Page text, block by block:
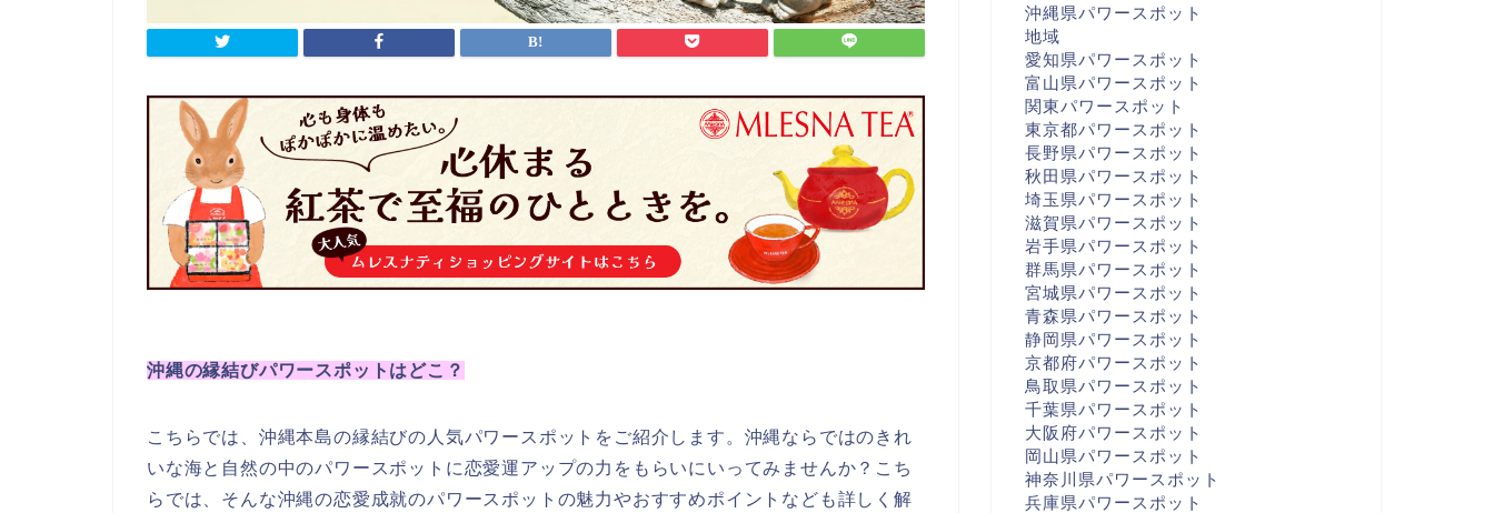
沖縄の縁結びパワースポットはどこ？
こちらでは、沖縄本島の縁結びの人気パワースポットをご紹介します。 沖縄ならではのきれ
いな海と自然の中のパワースポットに恋愛運アップの力をもらいにいってみませんか？こち
らでは、 そんな沖縄の恋愛成就のパワースポットの魅力やおすすめポイントなども詳しく解
沖縄県パワースポット
地域
愛知県パワースポット
富山県パワースポット
関東パワースポット
東京都パワースポット
長野県パワースポット
秋田県パワースポット
埼玉県パワースポット
滋賀県パワースポット
岩手県パワースポット
群馬県パワースポット
宮城県パワースポット
青森県パワースポット
静岡県パワースポット
京都府パワースポット
鳥取県パワースポット
千葉県パワースポット
大阪府パワースポット
岡山県パワースポット
神奈川県パワースポット
兵庫県パワースポット